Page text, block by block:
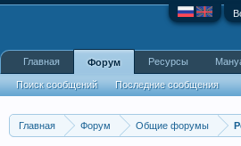
Главная Форум Общие форумы
Главная Форум
Поиск сообщений Последние сообщения
Ресурсы